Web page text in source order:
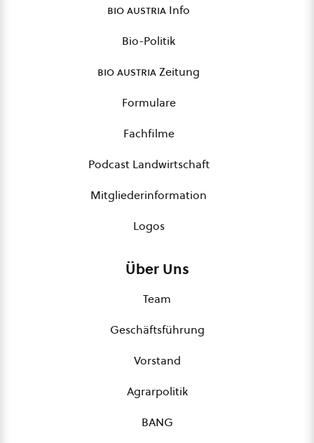
bio austria Info
Bio-Politik
bio austriaZeitung
Formulare
Fachfilme
Podcast Landwirtschaft
Mitgliederinformation
Logos
Über Uns
Team
Geschäftsführung
Vorstand
Agrarpolitik
BANG